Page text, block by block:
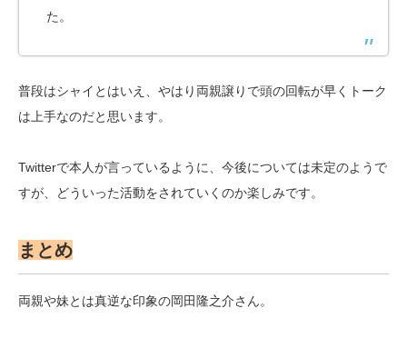
た。
普段はシャイとはいえ、やはり両親譲りで頭の回転が早くトーク
は上手なのだと思います。
Twitterで本人が言っているように、今後については未定のようで
すが、どういった活動をされていくのか楽しみです。
まとめ
両親や妹とは真逆な印象の岡田隆之介さん。